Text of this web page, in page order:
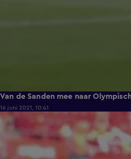
Van de Sanden mee naar
16 juni 2021, 10:41
3:21